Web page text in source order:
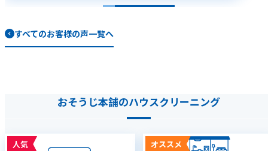
すべてのお客様の声一覧へ
おそうじ本舗のハウスクリーニング
人気 オススメ